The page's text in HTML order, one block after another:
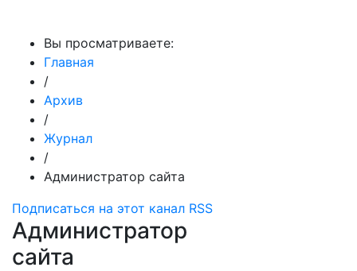
Вы просматриваете:
Главная
/
Архив
/
Журнал
/
Администратор сайта
Подписаться на этот канал RSS
Администратор
сайта